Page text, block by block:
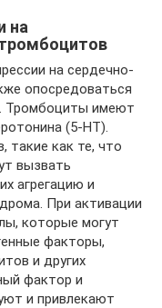
на
на сердечно-
опосредоваться
Тромбоциты имеют
(5-НТ).
такие как те, что
вызвать
агрегацию и
При активации
которые могут
факторы,
и других
фактор и
и привлекают